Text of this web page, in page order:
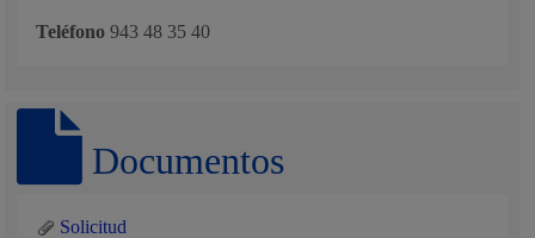
Teléfono943 48 35 40
Documentos
Solicitud